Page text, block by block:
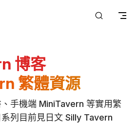
博客
繁體資源
手機端 MiniTavern 等實用繁
列目前見日文 Silly Tavern